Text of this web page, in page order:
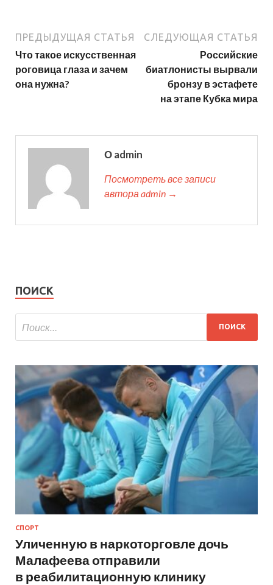
ПРЕДЫДУЩАЯ СТАТЬЯ
Что такое искусственная
роговица глаза и зачем
она нужна?
СЛЕДУЮЩАЯ СТАТЬЯ
Российские
биатлонисты вырвали
бронзу в эстафете
на этапе Кубка мира
О admin
Посмотреть все записи
автора admin →
ПОИСК
СПОРТ
Уличенную в наркоторговле дочь
Малафеева отправили
в реабилитационную клинику